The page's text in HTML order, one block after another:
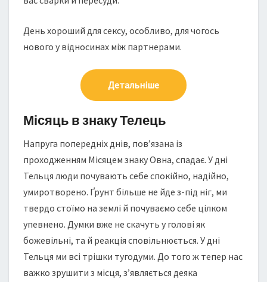
День хороший для сексу, особливо, для чогось
нового у відносинах між партнерами.
Детальніше
Місяць в знаку Телець
Напруга попередніх днів, пов’язана із
проходженням Місяцем знаку Овна, спадає. У дні
Тельця люди почувають себе спокійно, надійно,
умиротворено. Ґрунт більше не йде з-під ніг, ми
твердо стоїмо на землі й почуваємо себе цілком
упевнено. Думки вже не скачуть у голові як
божевільні, та й реакція сповільнюється. У дні
Тельця ми всі трішки тугодуми. До того ж тепер нас
важко зрушити з місця, з’являється деяка